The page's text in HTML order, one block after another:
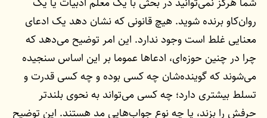
روان‌کاو برنده شوید. هیچ قانونی که نشان دهد یک ادعای
معنایی غلط است وجود ندارد. این امر توضیح می‌دهد که
چرا در چنین حوزه‌‌ای، ادعاها عموما بر این اساس سنجیده
می‌شوند که گوینده‌شان چه کسی بوده و چه کسی قدرت و
تسلط بیشتری دارد؛ چه کسی می‌تواند به نحوی بلندتر
حرفش را بزند، یا چه نوع جواب‌هایی مد هستند. این توضیح